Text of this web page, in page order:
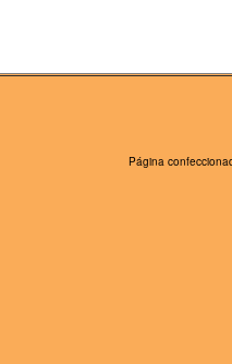
Página